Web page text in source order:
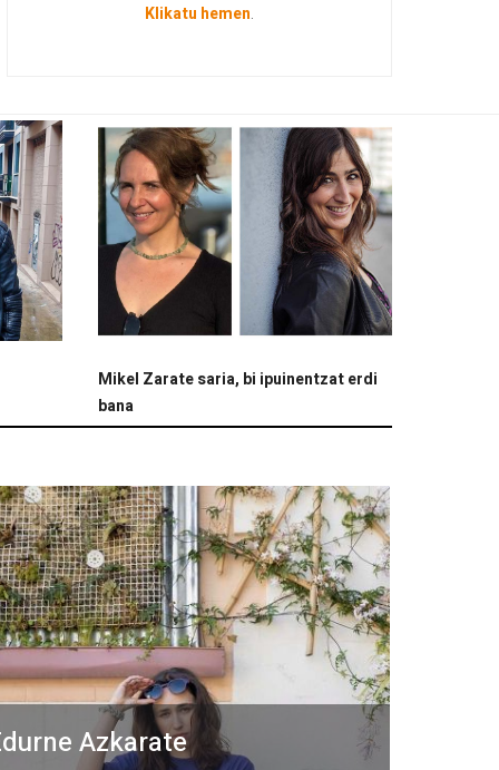
Klikatu hemen.
Mikel Zarate saria, bi ipuinentzat erdi
bana
Azkarate